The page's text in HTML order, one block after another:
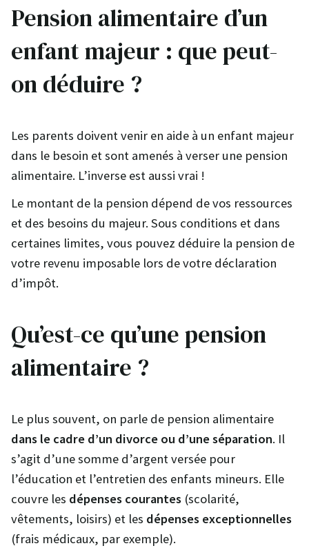
Pension alimentaire d’un
enfant majeur : que peut-
on déduire ?
Les parents doivent venir en aide à un enfant majeur
dans le besoin et sont amenés à verser une pension
alimentaire. L’inverse est aussi vrai !
Le montant de la pension dépend de vos ressources
et des besoins du majeur. Sous conditions et dans
certaines limites, vous pouvez déduire la pension de
votre revenu imposable lors de votre déclaration
d’impôt.
Qu’est-ce qu’une pension
alimentaire ?
Le plus souvent, on parle de pension alimentaire
dans le cadre d’un divorce ou d’une séparation. Il
s’agit d’une somme d’argent versée pour
l’éducation et l’entretien des enfants mineurs. Elle
couvre les dépenses courantes (scolarité,
vêtements, loisirs) et les dépenses exceptionnelles
(frais médicaux, par exemple).